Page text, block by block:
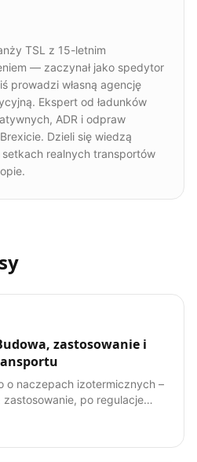
TSL z 15-letnim
— zaczynał jako spedytor
prowadzi własną agencję
Ekspert od ładunków
ADR i odpraw
Dzieli się wiedzą
realnych transportów
zastosowanie i
o naczepach izotermicznych –
po regulacje